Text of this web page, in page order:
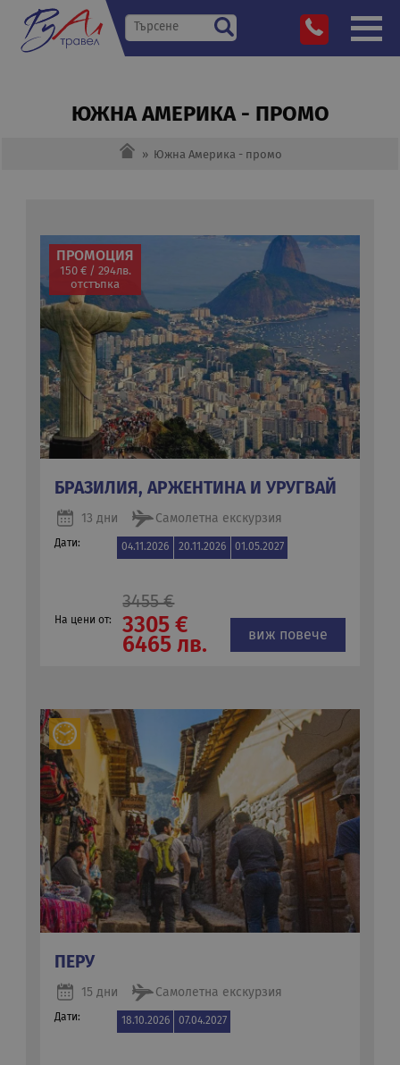
ЮЖНА АМЕРИКА - ПРОМО
» Южна Америка - промо
ПРОМОЦИЯ
150 € / 294лв.
отстъпка
БРАЗИЛИЯ, АРЖЕНТИНА И УРУГВАЙ
13 дни Самолетна екскурзия
Дати: 04.11.2026 20.11.2026 01.05.2027
На цени от:
3455 €
3305 €
6465 лв.
виж повече
ПЕРУ
15 дни Самолетна екскурзия
Дати: 18.10.2026 07.04.2027